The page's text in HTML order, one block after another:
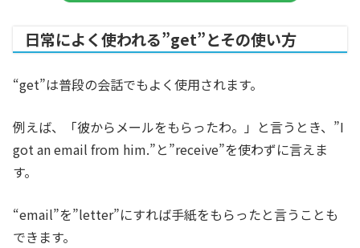
日常によく使われる”get”とその使い方
“get”は普段の会話でもよく使用されます。
例えば、「彼からメールをもらったわ。」と言うとき、”I
got an email from him.”と”receive”を使わずに言えま
す。
“email”を”letter”にすれば手紙をもらったと言うことも
できます。